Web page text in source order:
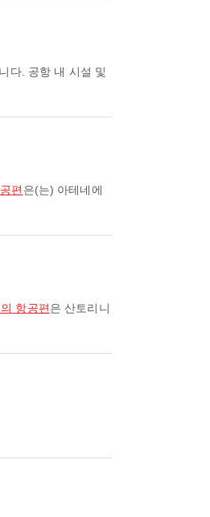
다. 공항 내 시설 및
편 은(는) 아테네에
항공편은 산토리니